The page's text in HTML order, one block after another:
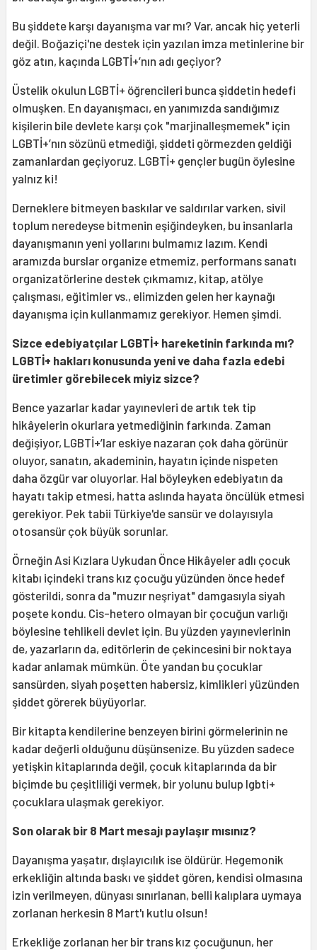
Bu şiddete karşı dayanışma var mı? Var, ancak hiç yeterli
değil. Boğaziçi'ne destek için yazılan imza metinlerine bir
göz atın, kaçında LGBTİ+’nın adı geçiyor?
Üstelik okulun LGBTİ+ öğrencileri bunca şiddetin hedefi
olmuşken. En dayanışmacı, en yanımızda sandığımız
kişilerin bile devlete karşı çok "marjinalleşmemek" için
LGBTİ+’nın sözünü etmediği, şiddeti görmezden geldiği
zamanlardan geçiyoruz. LGBTİ+ gençler bugün öylesine
yalnız ki!
Derneklere bitmeyen baskılar ve saldırılar varken, sivil
toplum neredeyse bitmenin eşiğindeyken, bu insanlarla
dayanışmanın yeni yollarını bulmamız lazım. Kendi
aramızda burslar organize etmemiz, performans sanatı
organizatörlerine destek çıkmamız, kitap, atölye
çalışması, eğitimler vs., elimizden gelen her kaynağı
dayanışma için kullanmamız gerekiyor. Hemen şimdi.
Sizce edebiyatçılar LGBTİ+ hareketinin farkında mı?
LGBTİ+ hakları konusunda yeni ve daha fazla edebi
üretimler görebilecek miyiz sizce?
Bence yazarlar kadar yayınevleri de artık tek tip
hikâyelerin okurlara yetmediğinin farkında. Zaman
değişiyor, LGBTİ+’lar eskiye nazaran çok daha görünür
oluyor, sanatın, akademinin, hayatın içinde nispeten
daha özgür var oluyorlar. Hal böyleyken edebiyatın da
hayatı takip etmesi, hatta aslında hayata öncülük etmesi
gerekiyor. Pek tabii Türkiye'de sansür ve dolayısıyla
otosansür çok büyük sorunlar.
Örneğin Asi Kızlara Uykudan Önce Hikâyeler adlı çocuk
kitabı içindeki trans kız çocuğu yüzünden önce hedef
gösterildi, sonra da "muzır neşriyat" damgasıyla siyah
poşete kondu. Cis-hetero olmayan bir çocuğun varlığı
böylesine tehlikeli devlet için. Bu yüzden yayınevlerinin
de, yazarların da, editörlerin de çekincesini bir noktaya
kadar anlamak mümkün. Öte yandan bu çocuklar
sansürden, siyah poşetten habersiz, kimlikleri yüzünden
şiddet görerek büyüyorlar.
Bir kitapta kendilerine benzeyen birini görmelerinin ne
kadar değerli olduğunu düşünsenize. Bu yüzden sadece
yetişkin kitaplarında değil, çocuk kitaplarında da bir
biçimde bu çeşitliliği vermek, bir yolunu bulup lgbti+
çocuklara ulaşmak gerekiyor.
Son olarak bir 8 Mart mesajı paylaşır mısınız?
Dayanışma yaşatır, dışlayıcılık ise öldürür. Hegemonik
erkekliğin altında baskı ve şiddet gören, kendisi olmasına
izin verilmeyen, dünyası sınırlanan, belli kalıplara uymaya
zorlanan herkesin 8 Mart'ı kutlu olsun!
Erkekliğe zorlanan her bir trans kız çocuğunun, her